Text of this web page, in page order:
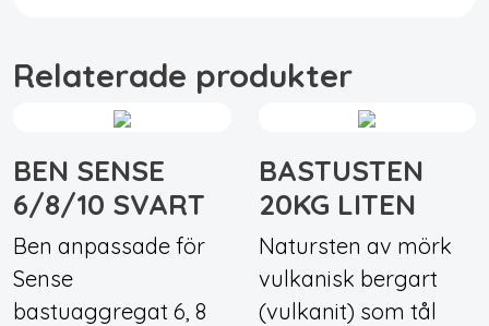
Relaterade produkter
BEN SENSE
6/8/10 SVART
Ben anpassade för
Sense
bastuaggregat 6, 8
BASTUSTEN
20KG LITEN
Natursten av mörk
vulkanisk bergart
(vulkanit) som tål